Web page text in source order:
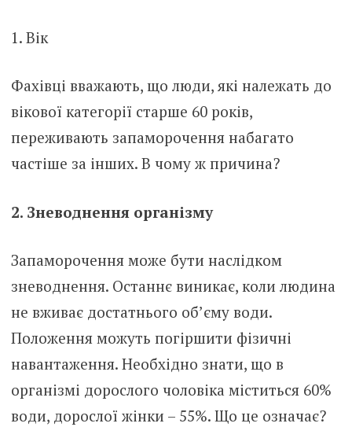
1. Вік
Фахівці вважають, що люди, які належать до
вікової категорії старше 60 років,
переживають запаморочення набагато
частіше за інших. В чому ж причина?
2. Зневоднення організму
Запаморочення може бути наслідком
зневоднення. Останнє виникає, коли людина
не вживає достатнього об’єму води.
Положення можуть погіршити фізичні
навантаження. Необхідно знати, що в
організмі дорослого чоловіка міститься 60%
води, дорослої жінки – 55%. Що це означає?